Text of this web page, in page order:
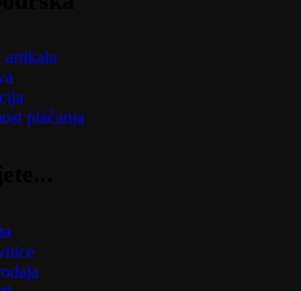
artikala
plaćanja